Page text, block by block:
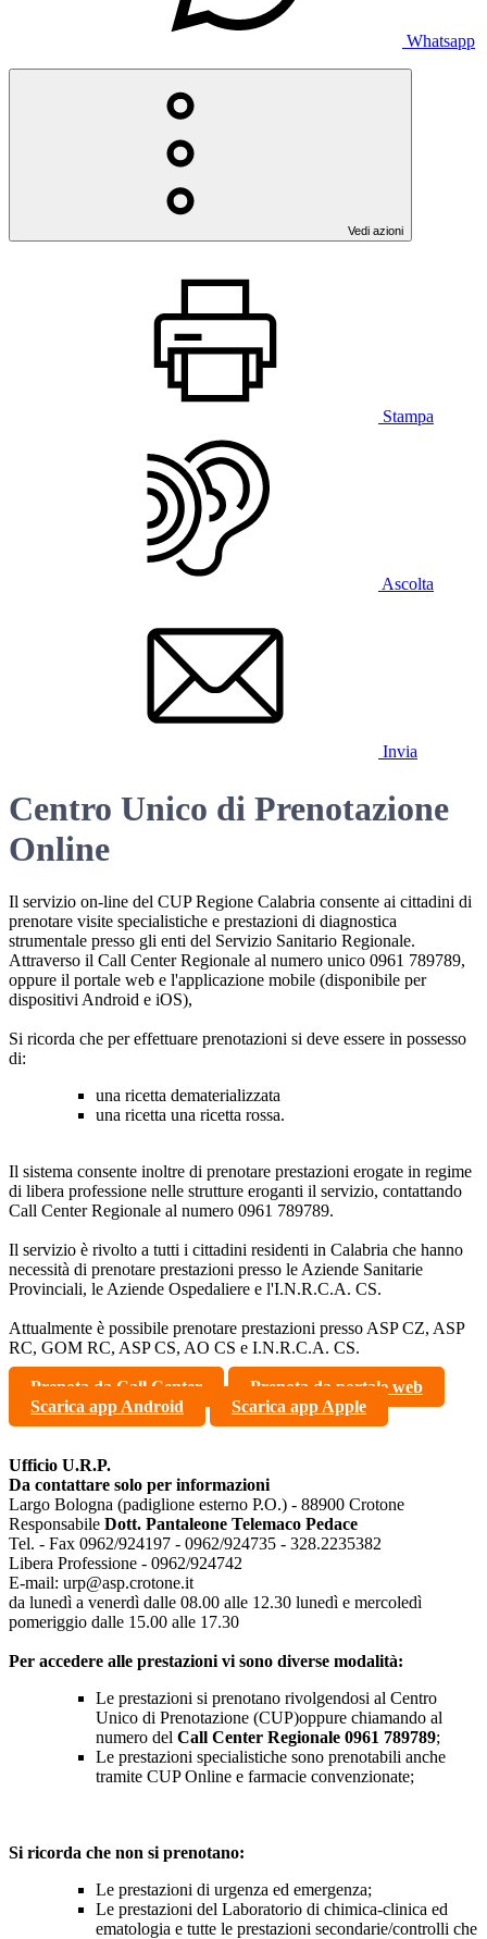
Whatsapp
Vedi azioni
Stampa
Ascolta
Invia
Centro Unico di Prenotazione
Online
Il servizio on-line del CUP Regione Calabria consente ai cittadini di
prenotare visite specialistiche e prestazioni di diagnostica
strumentale presso gli enti del Servizio Sanitario Regionale.
Attraverso il Call Center Regionale al numero unico 0961 789789,
oppure il portale web e l'applicazione mobile (disponibile per
dispositivi Android e iOS),
Si ricorda che per effettuare prenotazioni si deve essere in possesso
di:
una ricetta dematerializzata
una ricetta una ricetta rossa.
Il sistema consente inoltre di prenotare prestazioni erogate in regime
di libera professione nelle strutture eroganti il servizio, contattando
Call Center Regionale al numero 0961 789789.
Il servizio è rivolto a tutti i cittadini residenti in Calabria che hanno
necessità di prenotare prestazioni presso le Aziende Sanitarie
Provinciali, le Aziende Ospedaliere e l'I.N.R.C.A. CS.
Attualmente è possibile prenotare prestazioni presso ASP CZ, ASP
RC, GOM RC, ASP CS, AO CS e I.N.R.C.A. CS.
Prenota da Call Center
Prenota da portale web
Scarica app Android
Scarica app Apple
Ufficio U.R.P.
Da contattare solo per informazioni
Largo Bologna (padiglione esterno P.O.) - 88900 Crotone
Responsabile Dott. Pantaleone Telemaco Pedace
Tel. - Fax 0962/924197 - 0962/924735 - 328.2235382
Libera Professione - 0962/924742
E-mail: urp@asp.crotone.it
da lunedì a venerdì dalle 08.00 alle 12.30 lunedì e mercoledì
pomeriggio dalle 15.00 alle 17.30
Per accedere alle prestazioni vi sono diverse modalità:
Le prestazioni si prenotano rivolgendosi al Centro
Unico di Prenotazione (CUP)oppure chiamando al
numero del Call Center Regionale 0961 789789;
Le prestazioni specialistiche sono prenotabili anche
tramite CUP Online e farmacie convenzionate;
Si ricorda che non si prenotano:
Le prestazioni di urgenza ed emergenza;
Le prestazioni del Laboratorio di chimica-clinica ed
ematologia e tutte le prestazioni secondarie/controlli che